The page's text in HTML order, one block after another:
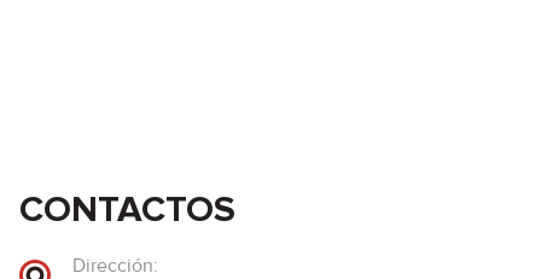
CONTACTOS
Dirección: